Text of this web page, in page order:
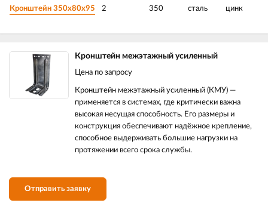
Кронштейн 350х80х95 2 350 сталь цинк
Кронштейн межэтажный усиленный
Цена по запросу
Кронштейн межэтажный усиленный (КМУ) —
применяется в системах, где критически важна
высокая несущая способность. Его размеры и
конструкция обеспечивают надёжное крепление,
способное выдерживать большие нагрузки на
протяжении всего срока службы.
Отправить заявку